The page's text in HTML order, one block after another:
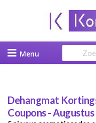
to
content
Dehangmat
Coupons -